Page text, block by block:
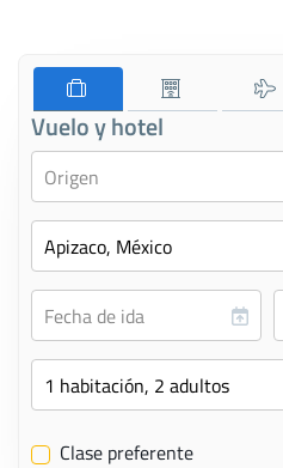
Vuelo y hotel
✔ Clase preferente